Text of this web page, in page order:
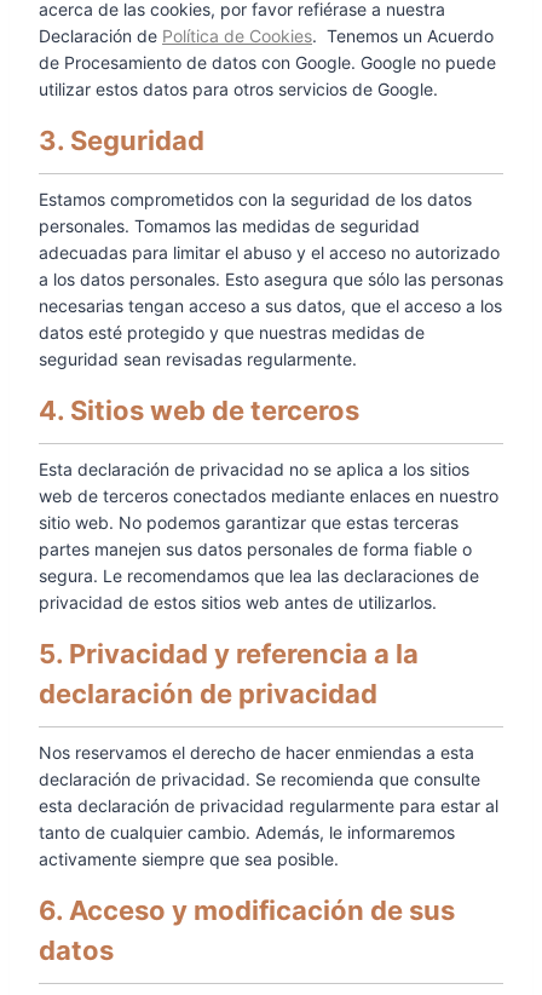
acerca de las cookies, por favor refiérase a nuestra
Declaración de Política de Cookies. Tenemos un Acuerdo
de Procesamiento de datos con Google. Google no puede
utilizar estos datos para otros servicios de Google.
3. Seguridad
Estamos comprometidos con la seguridad de los datos
personales. Tomamos las medidas de seguridad
adecuadas para limitar el abuso y el acceso no autorizado
a los datos personales. Esto asegura que sólo las personas
necesarias tengan acceso a sus datos, que el acceso a los
datos esté protegido y que nuestras medidas de
seguridad sean revisadas regularmente.
4. Sitios web de terceros
Esta declaración de privacidad no se aplica a los sitios
web de terceros conectados mediante enlaces en nuestro
sitio web. No podemos garantizar que estas terceras
partes manejen sus datos personales de forma fiable o
segura. Le recomendamos que lea las declaraciones de
privacidad de estos sitios web antes de utilizarlos.
5. Privacidad y referencia a la
declaración de privacidad
Nos reservamos el derecho de hacer enmiendas a esta
declaración de privacidad. Se recomienda que consulte
esta declaración de privacidad regularmente para estar al
tanto de cualquier cambio. Además, le informaremos
activamente siempre que sea posible.
6. Acceso y modificación de sus
datos